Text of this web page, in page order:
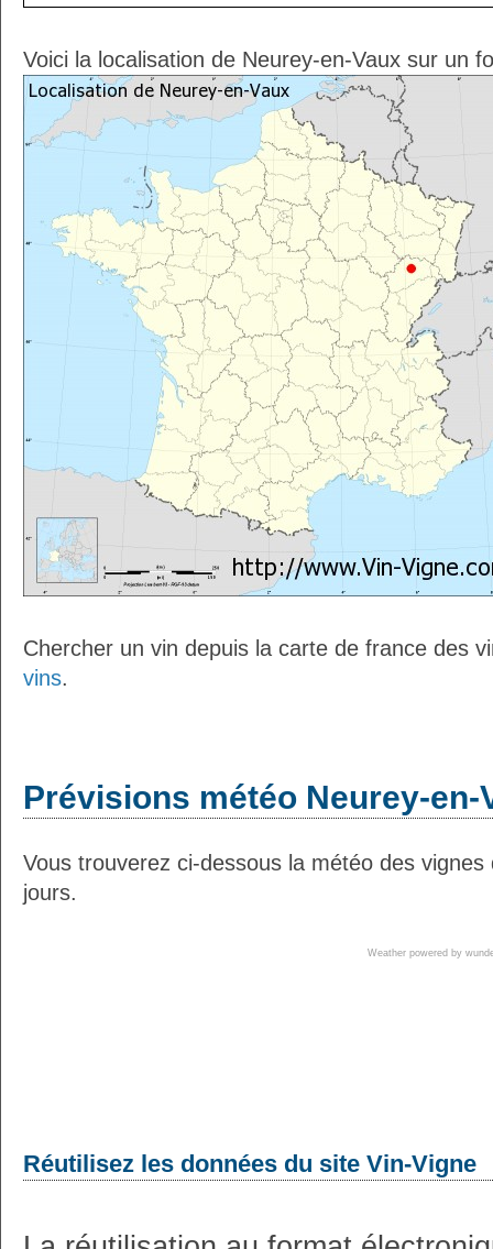
Voici la localisation de Neurey-en-Vaux sur un
Chercher un vin depuis la carte de france des
vins.
Prévisions météo Neurey-en-
Vous trouverez ci-dessous la météo des
jours.
Weather powered by
Réutilisez les données du site Vin-Vigne